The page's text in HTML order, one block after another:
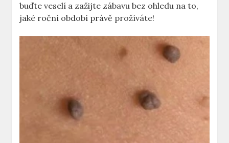
buďte veselí a zažijte zábavu bez ohledu na to,
jaké roční období právě prožíváte!